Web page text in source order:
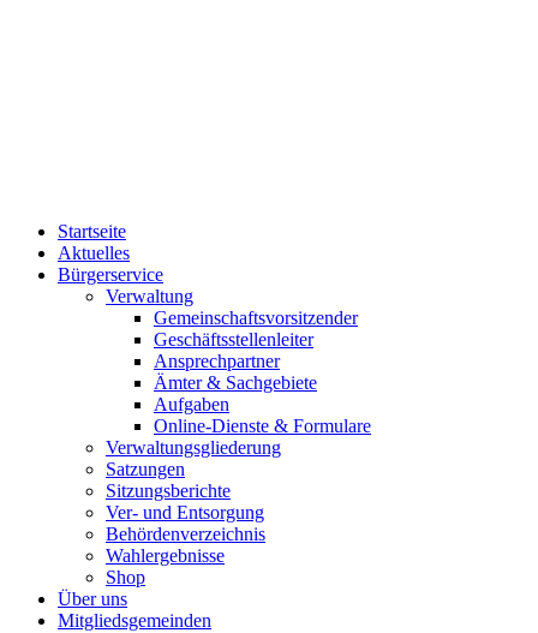
Startseite
Aktuelles
Bürgerservice
Verwaltung
Gemeinschaftsvorsitzender
Geschäftsstellenleiter
Ansprechpartner
Ämter & Sachgebiete
Aufgaben
Online-Dienste & Formulare
Verwaltungsgliederung
Satzungen
Sitzungsberichte
Ver- und Entsorgung
Behördenverzeichnis
Wahlergebnisse
Shop
Über uns
Mitgliedsgemeinden